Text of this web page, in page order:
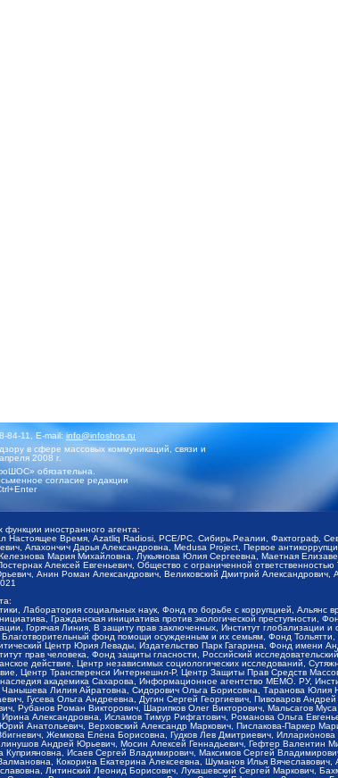
84-11, E-mail:info@infoshos.ru
в сфере массовых коммуникаций, связи и
2008 г.
обязательна.
согласие редакции
иностранного агента:
Настоящее Время, Azatliq Radiosi, PCE/PC, Сибирь.Реалии, Фактограф,
Апахончич Дарья Александровна, Medusa Project, Первое
Мария Михайловна, Лукьянова Юлия Сергеевна, Маетная
Алексей Евгеньевич, Общество с ограниченной
Анин Роман Александрович, Великовский Дмитрий Александрович,
Лаборатория социальных наук, Фонд по борьбе с коррупцией,
Гражданская инициатива против экологической преступности,
Горячая Линия, В защиту прав заключенных, Институт
фонд помощи осужденным и их семьям, Фонд
Центр Юрия Левады, Издательство Парк Гагарина, Фонд имени
прав человека, Фонд защиты гласности, Российский
действие, Центр независимых социологических исследований,
Центр Трансперенси Интернешнл-Р, Центр Защиты Прав Средств
академика Сахарова, Информационное агентство МЕМО. РУ,
Лилия Айратовна, Сидорович Ольга Борисовна, Таранова Юлия
Гусева Ольга Андреевна, Дугин Сергей Георгиевич, Пивоваров
Рубанов Роман Викторович, Шарипков Олег Викторович, Мальсагов
Александровна, Исламов Тимур Рифгатович, Романова Ольга
Анатольевич, Верховский Александр Маркович, Пислакова-Паркер
Жемкова Елена Борисовна, Гудков Лев Дмитриевич,
Андрей Юрьевич, Мосин Алексей Геннадьевич, Гефтер Валентин
Исаев Сергей Владимирович, Максимов Сергей
Кокорина Екатерина Алексеевна, Шуманов Илья
Литинский Леонид Борисович, Лукашевский Сергей Маркович,